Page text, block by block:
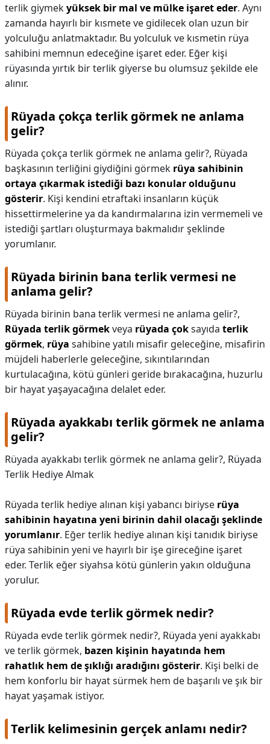
terlik giymekyüksek bir mal ve mülke işaret eder. Aynı
zamanda hayırlı bir kısmete ve gidilecek olan uzun bir
yolculuğu anlatmaktadır. Bu yolculuk ve kısmetin rüya
sahibini memnun edeceğine işaret eder. Eğer kişi
rüyasında yırtık bir terlik giyerse bu olumsuz şekilde ele
alınır.
Rüyada çokça terlik görmek ne anlama
gelir?
Rüyada çokça terlik görmek ne anlama gelir?, Rüyada
başkasının terliğini giydiğini görmek rüya sahibinin
ortaya çıkarmak istediği bazı konular olduğunu
gösterir. Kişi kendini etraftaki insanların küçük
hissettirmelerine ya da kandırmalarına izin vermemeli ve
istediği şartları oluşturmaya bakmalıdır şeklinde
yorumlanır.
Rüyada birinin bana terlik vermesi ne
anlama gelir?
Rüyada birinin bana terlik vermesi ne anlama gelir?,
Rüyada terlik görmekveya rüyada çoksayıda terlik
görmek, rüya sahibine yatılı misafir geleceğine, misafirin
müjdeli haberlerle geleceğine, sıkıntılarından
kurtulacağına, kötü günleri geride bırakacağına, huzurlu
bir hayat yaşayacağına delalet eder.
Rüyada ayakkabı terlik görmek ne anlama
gelir?
Rüyada ayakkabı terlik görmek ne anlama gelir?, Rüyada
Terlik Hediye Almak
Rüyada terlik hediye alınan kişi yabancı biriyse rüya
sahibinin hayatına yeni birinin dahil olacağı şeklinde
yorumlanır. Eğer terlik hediye alınan kişi tanıdık biriyse
rüya sahibinin yeni ve hayırlı bir işe gireceğine işaret
eder. Terlik eğer siyahsa kötü günlerin yakın olduğuna
yorulur.
Rüyada evde terlik görmek nedir?
Rüyada evde terlik görmek nedir?, Rüyada yeni ayakkabı
ve terlik görmek, bazen kişinin hayatında hem
rahatlık hem de şıklığı aradığını gösterir. Kişi belki de
hem konforlu bir hayat sürmek hem de başarılı ve şık bir
hayat yaşamak istiyor.
Terlik kelimesinin gerçek anlamı nedir?